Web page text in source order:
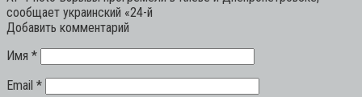
сообщает украинский «24-й
Добавить комментарий
Имя *
Email *